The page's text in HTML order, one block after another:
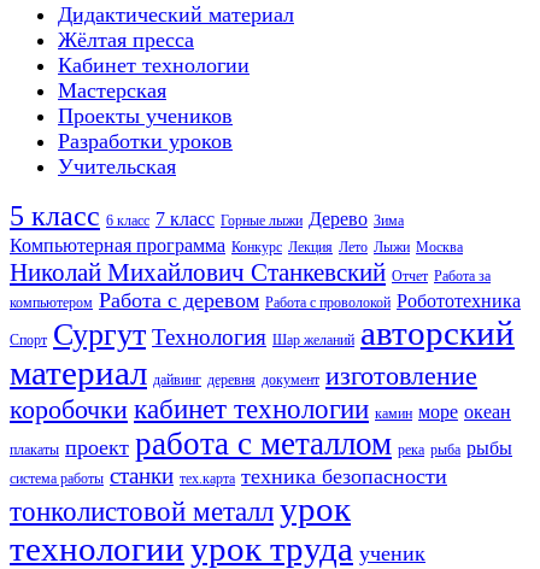
Дидактический материал
Жёлтая пресса
Кабинет технологии
Мастерская
Проекты учеников
Разработки уроков
Учительская
5 класс 6 класс 7 класс Горные лыжи Дерево Зима
Компьютерная программа Конкурс Лекция Лето Лыжи Москва
Николай Михайлович Станкевский Отчет Работа за
компьютером Работа с деревом Работа с проволокой Робототехника
Спорт Сургут Технология Шар желаний авторский
материал дайвинг деревня документ изготовление
коробочки кабинет технологии камин море океан
плакаты проект работа с металлом река рыба рыбы
система работы станки тех.карта техника безопасности
тонколистовой металлурок
технологииурок труда ученик